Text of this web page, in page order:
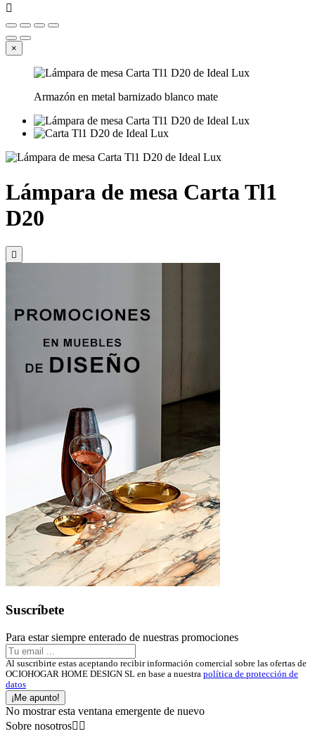

×
Armazón en metal barnizado blanco mate
Lámpara de mesa Carta Tl1
D20

Suscríbete
Para estar siempre enterado de nuestras promociones
Al suscribirte estas aceptando recibir información comercial sobre las ofertas de
OCIOHOGAR HOME DESIGN SL en base a nuestra política de protección de
datos
¡Me apunto!
No mostrar esta ventana emergente de nuevo
Sobre nosotros 